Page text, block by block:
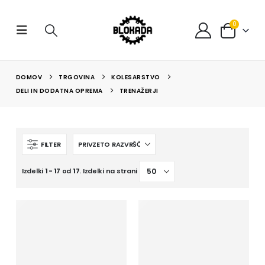
0
DOMOV TRGOVINA
KOLESARSTVO
DELI IN DODATNA OPREMA
TRENAŽERJI
FILTER
Izdelki 1 - 17 od 17. Izdelki na strani